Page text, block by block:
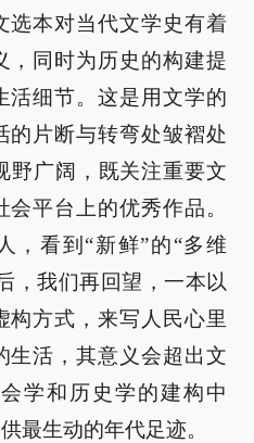
选本对当代文学史有着
，同时为历史的构建提
活细节。这是用文学的
的片断与转弯处皱褶处
野广阔，既关注重要文
平台上的优秀作品。
，看到“新鲜”的“多维
，我们再回望，一本以
构方式，来写人民心里
生活，其意义会超出文
学和历史学的建构中
最生动的年代足迹。